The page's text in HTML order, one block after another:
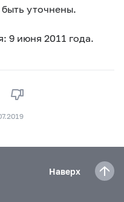
уточнены.
9 июня 2011 года.
Наверх